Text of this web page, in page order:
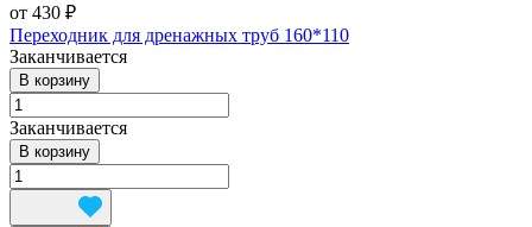
от 430 ₽
Переходник для дренажных труб 160*110
Заканчивается
В корзину
Заканчивается
В корзину